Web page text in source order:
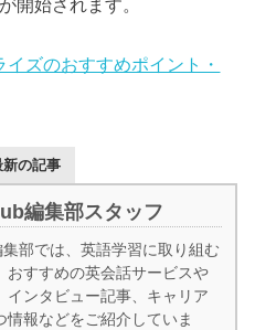
開始されます。
イズのおすすめポイント・
新の記事
編集部スタッフ
部では、英語学習に取り組む
おすすめの英会話サービスや
インタビュー記事、キャリア
情報などをご紹介していま